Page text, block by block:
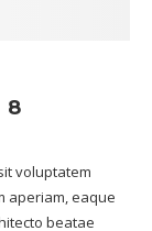
8
voluptatem
aperiam, eaque
beatae